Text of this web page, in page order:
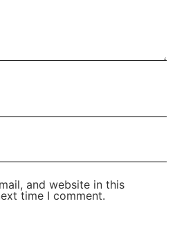
and website in this
time I comment.